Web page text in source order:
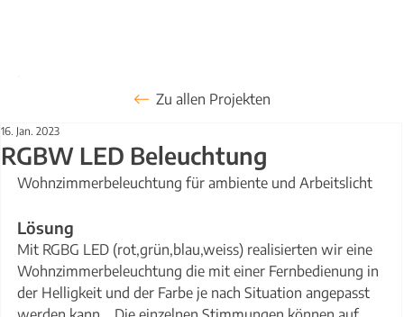
RGBW LED Beleuchtung
16. Jan. 2023
Wohnzimmerbeleuchtung für ambiente und Arbeitslicht
Lösung
Mit RGBG LED (rot,grün,blau,weiss) realisierten wir eine
Wohnzimmerbeleuchtung die mit einer Fernbedienung in
der Helligkeit und der Farbe je nach Situation angepasst
Zu allen Projekten